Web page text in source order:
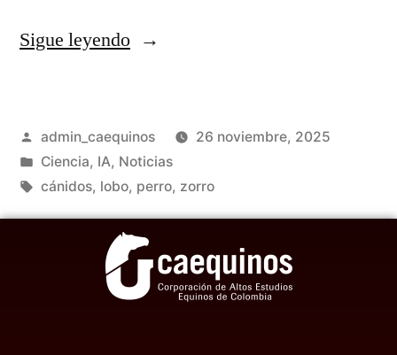
Sigue leyendo
admin_caequinos
26 noviembre, 2025
Ciencia, IA, Noticias
cánidos, lobo, perro, zorro